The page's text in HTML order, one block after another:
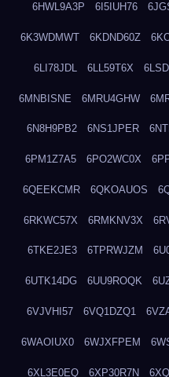
6HWL9A3P 6I5IUH76
6K3WDMWT 6KDND60Z
6LI78JDL 6LL59T6X
6MNBISNE 6MRU4GHW
6N8H9PB2 6NS1JPER
6PM1Z7A5 6PO2WC0X
6QEEKCMR 6QKOAUOS
6RKWC57X 6RMKNV3X
6TKE2JE3 6TPRWJZM
6UTK14DG 6UU9ROQK
6VJVHI57 6VQ1DZQ1
6WAOIUX0 6WJXFPEM
6XL3E0EQ 6XP30R7N